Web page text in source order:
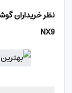
نظر خریداران
NX9